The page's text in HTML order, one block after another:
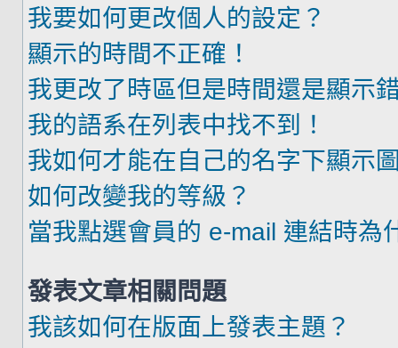
我要如何更改個人的設定？
顯示的時間不正確！
我更改了時區但是時間還是顯示
我的語系在列表中找不到！
我如何才能在自己的名字下顯示
如何改變我的等級？
當我點選會員的 e-mail 連結時為
發表文章相關問題
我該如何在版面上發表主題？